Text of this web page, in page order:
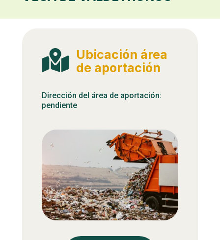
 Ubicación área
de aportación
Dirección del área de aportación:
pendiente